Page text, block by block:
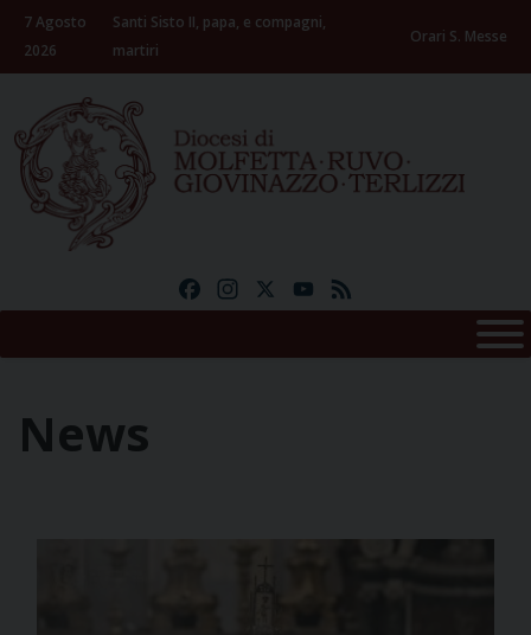
Skip
content
7 Agosto
2026
Santi Sisto II, papa, e compagni,
martiri
Orari S. Messe
FacebookInstagramYouTube
News